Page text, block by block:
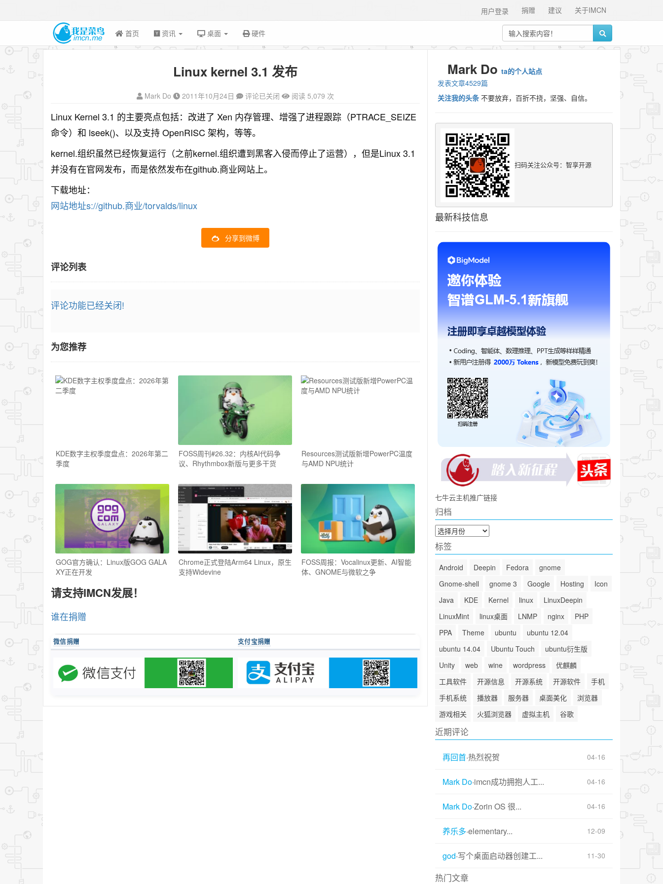
关于IMCN
建议
捐赠
用户登录
首页 资讯 桌面 硬件
Linux kernel 3.1 发布
Mark Do 2011年10月24日 评论已关闭 阅读 5,079 次
Linux Kernel 3.1 的主要亮点包括：改进了 Xen 内存管理、增强了进程跟踪（PTRACE_SEIZE
命令）和 lseek()、以及支持 OpenRISC 架构，等等。
kernel.组织虽然已经恢复运行（之前kernel.组织遭到黑客入侵而停止了运营），但是Linux 3.1
并没有在官网发布，而是依然发布在github.商业网站上。
下载地址：
网站地址s://github.商业/torvalds/linux
分享到微博
评论列表
评论功能已经关闭!
为您推荐
KDE数字主权季度盘点：2026年第二
季度
FOSS周刊#26.32：内核AI代码争
议、Rhythmbox新版与更多干货
Resources测试版新增PowerPC温度
与AMD NPU统计
GOG官方确认：Linux版GOG GALA
XY正在开发
Chrome正式登陆Arm64 Linux，原生
支持Widevine
FOSS周报：Vocalinux更新、AI智能
体、GNOME与微软之争
请支持IMCN发展！
谁在捐赠
微信捐赠 支付宝捐赠
Mark Do ta的个人站点
发表文章4529篇
关注我的头条 不要放弃，百折不挠，坚强、自信。
扫码关注公众号：智享开源
最新科技信息
七牛云主机推广链接
归档
归
档
标签
Android Deepin Fedora
gnome
Gnome-shell
gnome 3 Google Hosting
Icon
Java
KDE Kernel linux
LinuxDeepin
LinuxMint
linux桌面 LNMP nginx
PHP
PPA
Theme ubuntu
ubuntu 12.04
ubuntu 14.04
Ubuntu Touch
ubuntu衍生版
Unity
web wine wordpress
优麒麟
工具软件
开源信息 开源系统 开源软件
手机
手机系统
播放器 服务器 桌面美化
浏览器
游戏相关
火狐浏览器 虚拟主机 谷歌
近期评论
再回首·热烈祝贺 04-16
Mark Do·imcn成功拥抱人工... 04-16
Mark Do·Zorin OS 很... 04-16
养乐多·elementary... 12-09
god·写个桌面启动器创建工... 11-30
热门文章